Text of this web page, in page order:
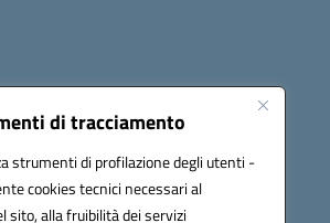
di tracciamento
strumenti di profilazione degli utenti -
cookies tecnici necessari al
alla fruibilità dei servizi